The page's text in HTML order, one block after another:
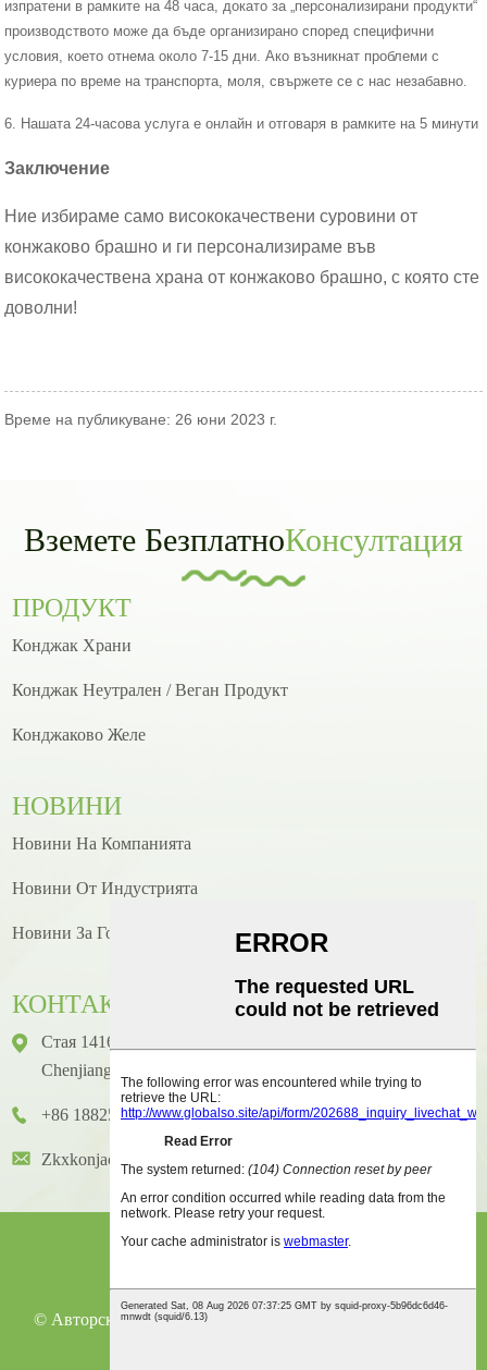
изпратени в рамките на 48 часа, докато за „персонализирани продукти“
производството може да бъде организирано според специфични
условия, което отнема около 7-15 дни. Ако възникнат проблеми с
куриера по време на транспорта, моля, свържете се с нас незабавно.
6. Нашата 24-часова услуга е онлайн и отговаря в рамките на 5 минути
Заключение
Ние избираме само висококачествени суровини от
конжаково брашно и ги персонализираме във
висококачествена храна от конжаково брашно, с която сте
доволни!
Време на публикуване: 26 юни 2023 г.
Вземете БезплатноКонсултация
ПРОДУКТ
Конджак Храни
Конджак Неутрален / Веган Продукт
Конджаково Желе
НОВИНИ
Новини На Компанията
Новини От Индустрията
Новини За Готвене/рецепти
КОНТАКТ
Стая 1416, Етаж 14, Международна Сграда Junhao, No. 2,
Chenjiang Zhongkai Avenue, Huicheng District, Huizhou City
+86 18825458362
Zkxkonjac@hzzkx.com
© Авторско Право - 2021-2023: Всички Права Запазени.